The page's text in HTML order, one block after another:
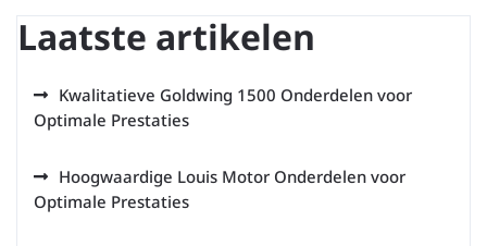
Laatste artikelen
Kwalitatieve Goldwing 1500 Onderdelen voor
Optimale Prestaties
Hoogwaardige Louis Motor Onderdelen voor
Optimale Prestaties